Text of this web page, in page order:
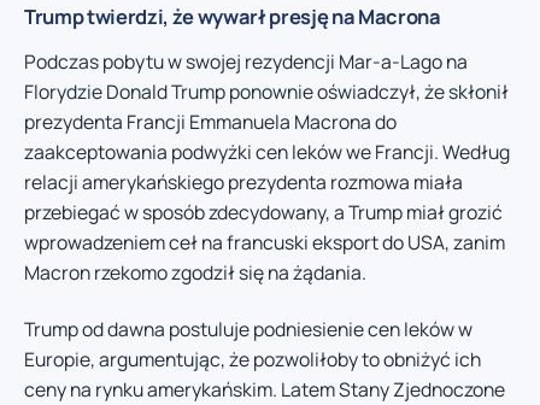
Trump twierdzi, że wywarł presję na Macrona
Podczas pobytu w swojej rezydencji Mar-a-Lago na
Florydzie Donald Trump ponownie oświadczył, że skłonił
prezydenta Francji Emmanuela Macrona do
zaakceptowania podwyżki cen leków we Francji. Według
relacji amerykańskiego prezydenta rozmowa miała
przebiegać w sposób zdecydowany, a Trump miał grozić
wprowadzeniem ceł na francuski eksport do USA, zanim
Macron rzekomo zgodził się na żądania.
Trump od dawna postuluje podniesienie cen leków w
Europie, argumentując, że pozwoliłoby to obniżyć ich
ceny na rynku amerykańskim. Latem Stany Zjednoczone